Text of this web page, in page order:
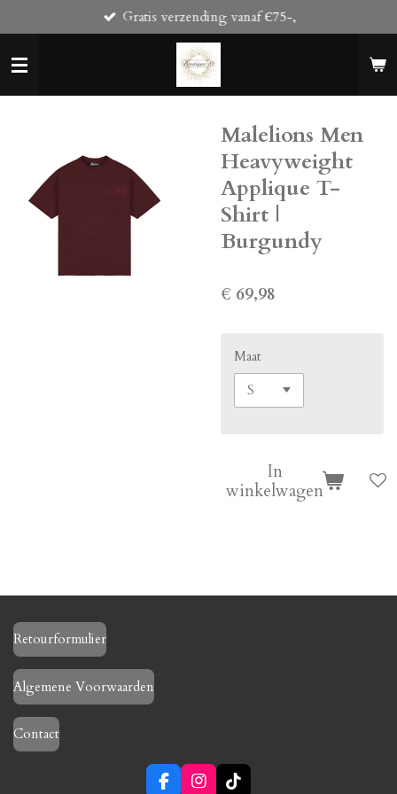
direct
naar
de
hoofdinhoud
Gratis verzending vanaf Є75-,
Malelions Men
Heavyweight
Applique T-
Shirt |
Burgundy
€ 69,98
Maat
In
winkelwagen
Retourformulier
Algemene Voorwaarden
Contact
F I T